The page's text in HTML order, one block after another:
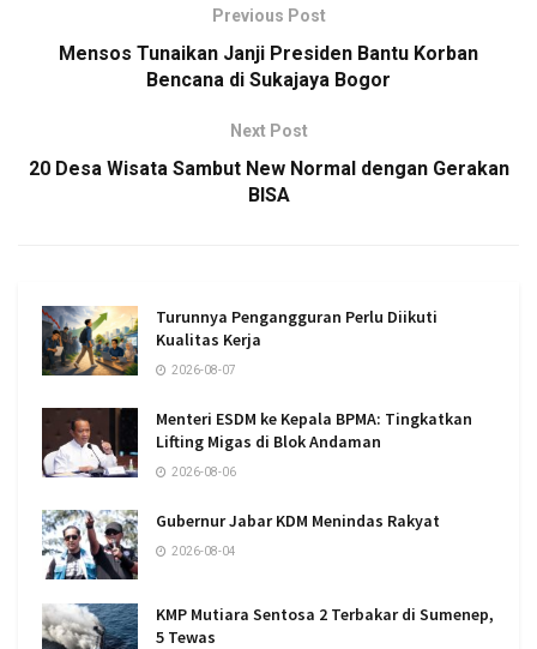
Previous Post
Mensos Tunaikan Janji Presiden Bantu Korban
Bencana di Sukajaya Bogor
Next Post
20 Desa Wisata Sambut New Normal dengan Gerakan
BISA
Turunnya Pengangguran Perlu Diikuti
Kualitas Kerja
2026-08-07
Menteri ESDM ke Kepala BPMA: Tingkatkan
Lifting Migas di Blok Andaman
2026-08-06
Gubernur Jabar KDM Menindas Rakyat
2026-08-04
KMP Mutiara Sentosa 2 Terbakar di Sumenep,
5 Tewas